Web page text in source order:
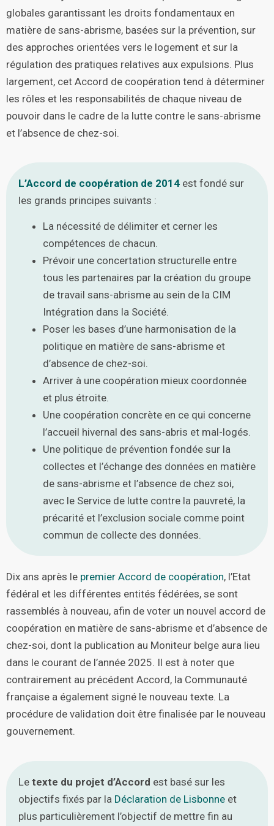
globales garantissant les droits fondamentaux en
matière de sans-abrisme, basées sur la prévention, sur
des approches orientées vers le logement et sur la
régulation des pratiques relatives aux expulsions. Plus
largement, cet Accord de coopération tend à déterminer
les rôles et les responsabilités de chaque niveau de
pouvoir dans le cadre de la lutte contre le sans-abrisme
et l’absence de chez-soi.
L’Accord de coopération de 2014 est fondé sur
les grands principes suivants :
La nécessité de délimiter et cerner les
compétences de chacun.
Prévoir une concertation structurelle entre
tous les partenaires par la création du groupe
de travail sans-abrisme au sein de la CIM
Intégration dans la Société.
Poser les bases d’une harmonisation de la
politique en matière de sans-abrisme et
d’absence de chez-soi.
Arriver à une coopération mieux coordonnée
et plus étroite.
Une coopération concrète en ce qui concerne
l’accueil hivernal des sans-abris et mal-logés.
Une politique de prévention fondée sur la
collectes et l’échange des données en matière
de sans-abrisme et l’absence de chez soi,
avec le Service de lutte contre la pauvreté, la
précarité et l’exclusion sociale comme point
commun de collecte des données.
Dix ans après le premier Accord de coopération, l’Etat
fédéral et les différentes entités fédérées, se sont
rassemblés à nouveau, afin de voter un nouvel accord de
coopération en matière de sans-abrisme et d’absence de
chez-soi, dont la publication au Moniteur belge aura lieu
dans le courant de l’année 2025. Il est à noter que
contrairement au précédent Accord, la Communauté
française a également signé le nouveau texte. La
procédure de validation doit être finalisée par le nouveau
gouvernement.
Le texte du projet d’Accord est basé sur les
objectifs fixés par la Déclaration de Lisbonne et
plus particulièrement l’objectif de mettre fin au